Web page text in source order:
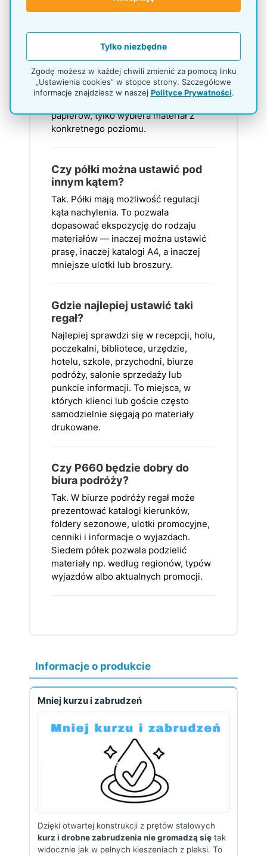
Ile półek ma regał P660?
Regał P660 ma 7 półek. Taka liczba
pozwala podzielić materiały według
tematów, działów, usług albo grup
odbiorców. Dzięki temu klient nie musi
papierów, tylko wybiera materiał z
konkretnego poziomu.
Czy półki można ustawić pod
innym kątem?
Tak. Półki mają możliwość regulacji
kąta nachylenia. To pozwala
dopasować ekspozycję do rodzaju
materiałów — inaczej można ustawić
prasę, inaczej katalogi A4, a inaczej
mniejsze ulotki lub broszury.
Gdzie najlepiej ustawić taki
regał?
Najlepiej sprawdzi się w recepcji, holu,
poczekalni, bibliotece, urzędzie,
hotelu, szkole, przychodni, biurze
podróży, salonie sprzedaży lub
punkcie informacji. To miejsca, w
których klienci lub goście często
samodzielnie sięgają po materiały
drukowane.
Czy P660 będzie dobry do
biura podróży?
Tak. W biurze podróży regał może
prezentować katalogi kierunków,
foldery sezonowe, ulotki promocyjne,
cenniki i informacje o wyjazdach.
Siedem półek pozwala podzielić
materiały np. według regionów, typów
wyjazdów albo aktualnych promocji.
Informacje o produkcie
Mniej kurzu i zabrudzeń
Dzięki otwartej konstrukcji z prętów stalowych
kurz i drobne zabrudzenia nie gromadzą się tak
widocznie jak w pełnych kieszeniach z pleksi. To
Tylko niezbędne
Zgodę możesz w każdej chwili zmienić za pomocą linku
„Ustawienia cookies” w stopce strony. Szczegółowe
informacje znajdziesz w naszej Polityce Prywatności.